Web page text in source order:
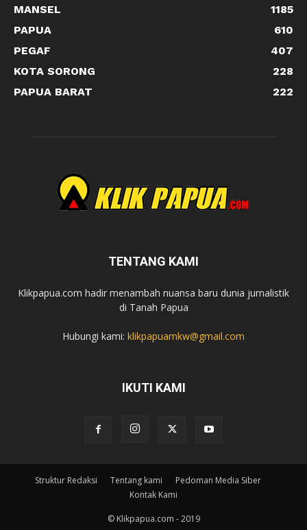
MANSEL
1185
PAPUA
610
PEGAF
407
KOTA SORONG
228
PAPUA BARAT
222
TENTANG KAMI
Klikpapua.com hadir menambah nuansa baru dunia jurnalistik
di Tanah Papua
Hubungi kami: klikpapuamkw@gmail.com
IKUTI KAMI
Struktur Redaksi Tentang kami
Pedoman Media Siber
Kontak Kami
© Klikpapua.com - 2019